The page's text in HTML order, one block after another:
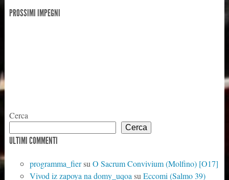
PROSSIMI IMPEGNI
Cerca
Cerca
ULTIMI COMMENTI
programma_fiersu O Sacrum Convivium (Molfino) [O17]
Vivod iz zapoya na domy_uqoa su Eccomi (Salmo 39)